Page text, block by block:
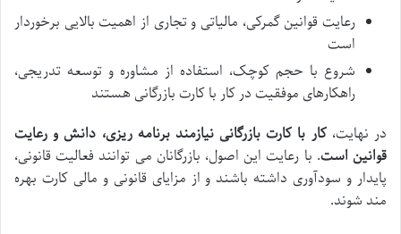
رعایت قوانین گمرکی، مالیاتی و تجاری از اهمیت بالایی برخوردار
است
شروع با حجم کوچک، استفاده از مشاوره و توسعه تدریجی،
راهکارهای موفقیت در کار با کارت بازرگانی هستند
در نهایت،کار با کارت بازرگانی نیازمند برنامه ریزی، دانش و رعایت
قوانین است. با رعایت این اصول، بازرگانان می توانند فعالیت قانونی،
پایدار و سودآوری داشته باشند و از مزایای قانونی و مالی کارت بهره
مند شوند.